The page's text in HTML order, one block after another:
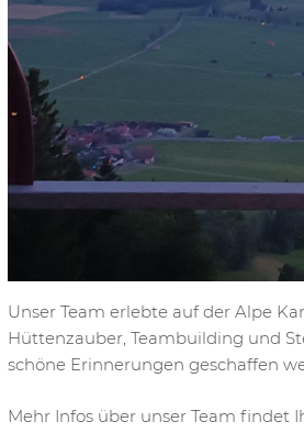
Unser Team erlebte auf der Alpe
Hüttenzauber, Teambuilding und
schöne Erinnerungen geschaffen
Mehr Infos über unser Team findet